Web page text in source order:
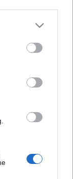
more Google
may click to
party tags to
below Google